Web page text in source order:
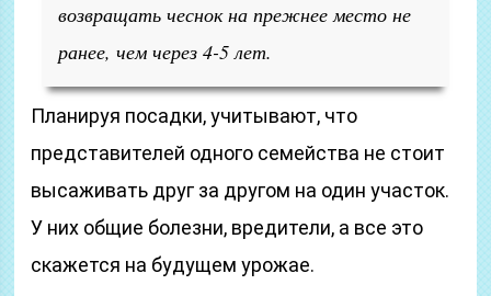
возвращать чеснок на прежнее место не
ранее, чем через 4-5 лет.
Планируя посадки, учитывают, что
представителей одного семейства не стоит
высаживать друг за другом на один участок.
У них общие болезни, вредители, а все это
скажется на будущем урожае.